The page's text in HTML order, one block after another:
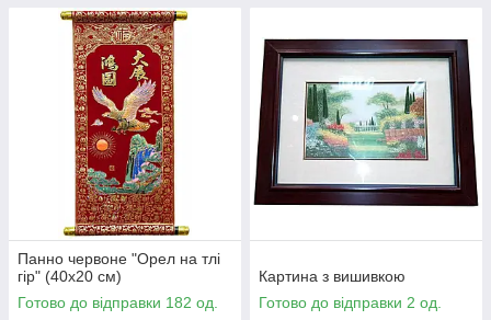
Панно червоне "Орел на тлі
гір" (40х20 см)
Готово до відправки 182 од.
Картина з вишивкою
Готово до відправки 2 од.